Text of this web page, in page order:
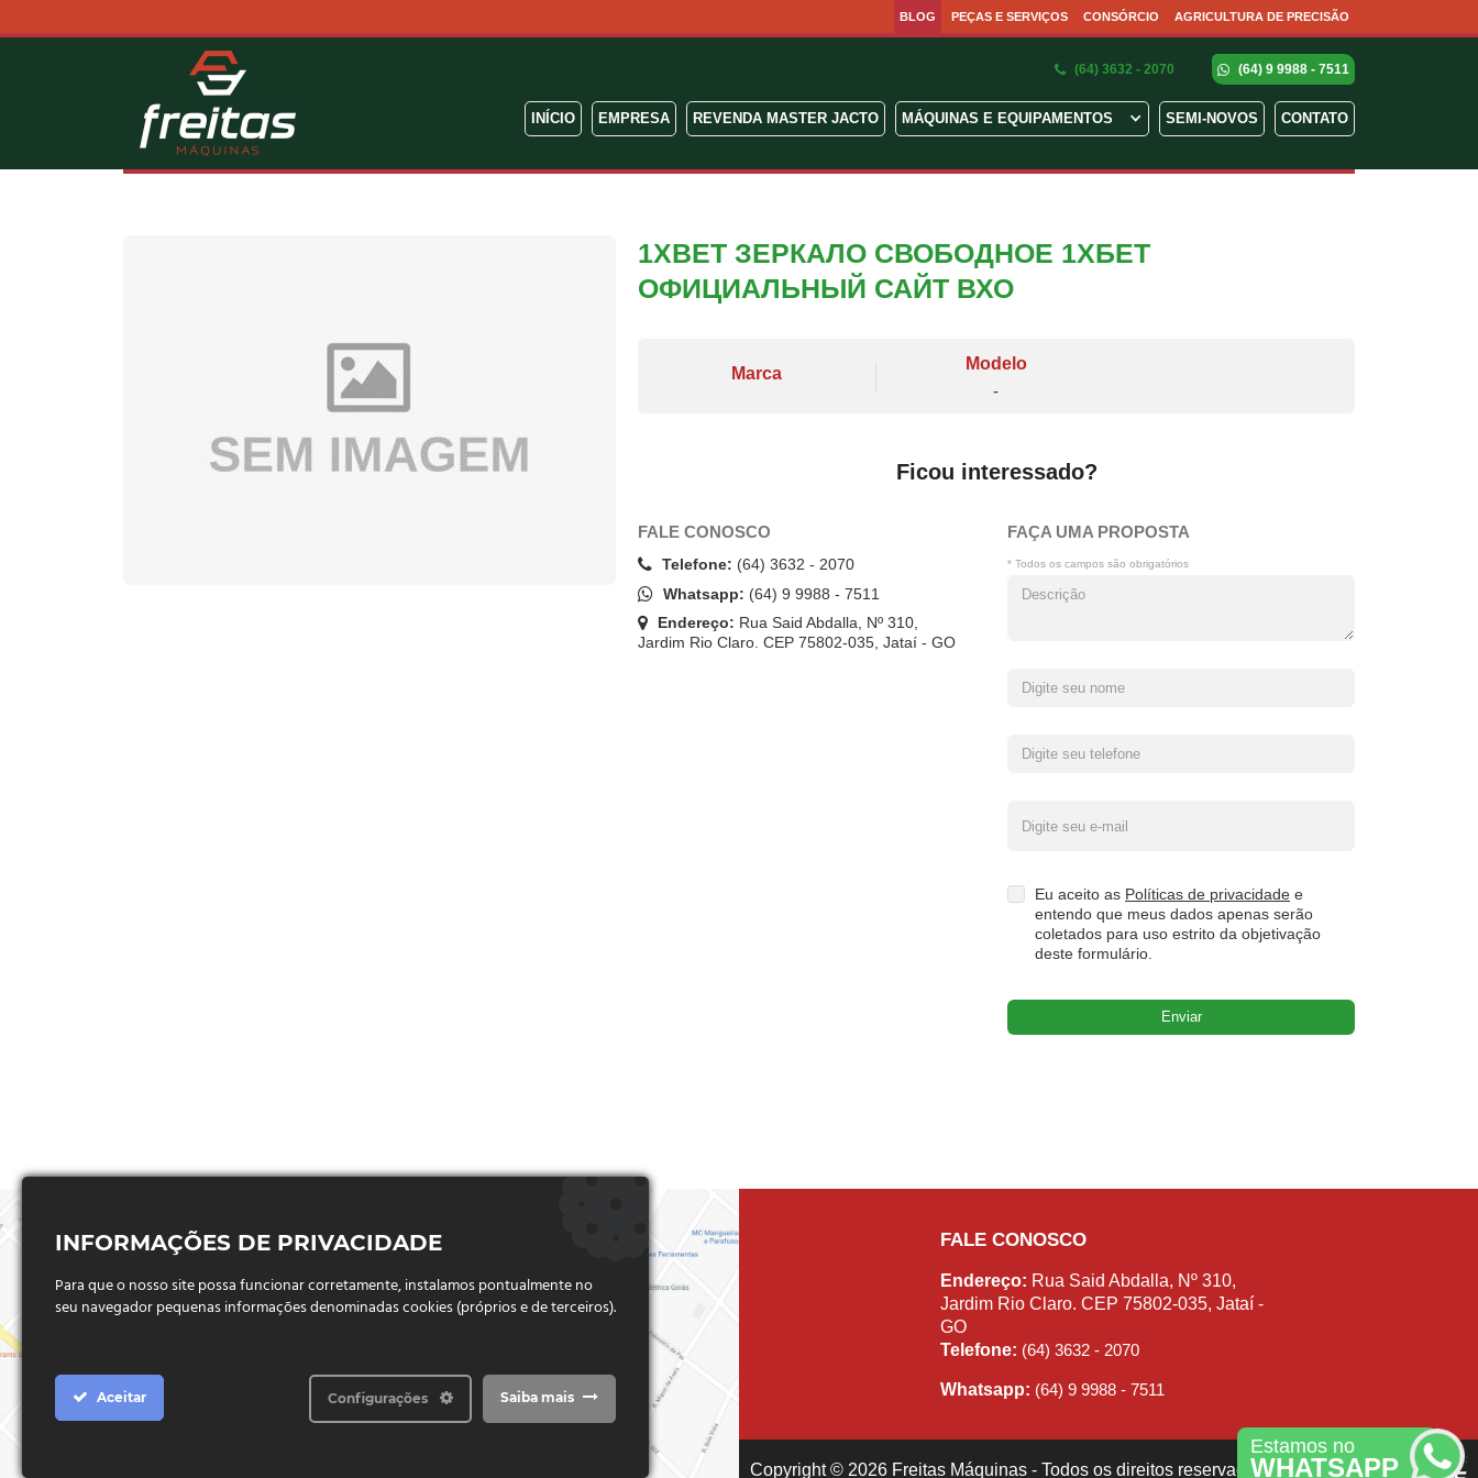
BLOG PEÇAS E SERVIÇOS CONSÓRCIO AGRICULTURA DE PRECISÃO
(64) 3632 - 2070 (64) 9 9988 - 7511
INÍCIO EMPRESA REVENDA MASTER JACTO MÁQUINAS E EQUIPAMENTOS SEMI-NOVOS CONTATO
1XBET ЗЕРКАЛО СВОБОДНОЕ 1ХБЕТ
ОФИЦИАЛЬНЫЙ САЙТ ВХО
Marca
Modelo
-
Ficou interessado?
FALE CONOSCO
Telefone: (64) 3632 - 2070
Whatsapp: (64) 9 9988 - 7511
Endereço: Rua Said Abdalla, Nº 310,
Jardim Rio Claro. CEP 75802-035, Jataí - GO
FAÇA UMA PROPOSTA
* Todos os campos são obrigatórios
Eu aceito as Políticas de privacidade e
entendo que meus dados apenas serão
coletados para uso estrito da objetivação
deste formulário.
Estamos no
WHATSAPP
FALE CONOSCO
Endereço: Rua Said Abdalla, Nº 310,
Jardim Rio Claro. CEP 75802-035, Jataí -
GO
Telefone: (64) 3632 - 2070
Whatsapp: (64) 9 9988 - 7511
Copyright © 2026 Freitas Máquinas - Todos os direitos reservados
INFORMAÇÕES DE PRIVACIDADE
Para que o nosso site possa funcionar corretamente, instalamos pontualmente no
seu navegador pequenas informações denominadas cookies (próprios e de terceiros).
Aceitar Saiba mais
Configurações